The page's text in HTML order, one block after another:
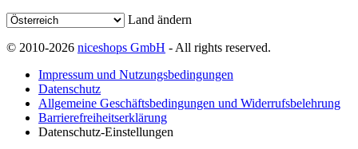
Land ändern
© 2010-2026 niceshops GmbH - All rights reserved.
Impressum und Nutzungsbedingungen
Datenschutz
Allgemeine Geschäftsbedingungen und Widerrufsbelehrung
Barrierefreiheitserklärung
Datenschutz-Einstellungen